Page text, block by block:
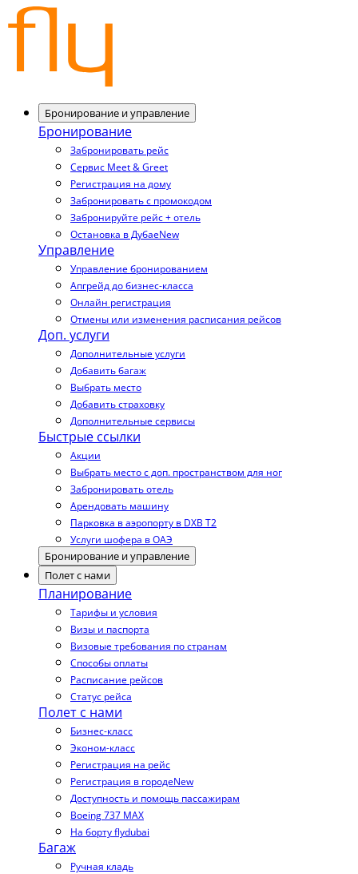
Бронирование и управление
Бронирование
Забронировать рейс
Сервис Meet & Greet
Регистрация на дому
Забронировать с промокодом
Забронируйте рейс + отель
Остановка в ДубаеNew
Управление
Управление бронированием
Апгрейд до бизнес-класса
Онлайн регистрация
Отмены или изменения расписания рейсов
Доп. услуги
Дополнительные услуги
Добавить багаж
Выбрать место
Добавить страховку
Дополнительные сервисы
Быстрые ссылки
Акции
Выбрать место с доп. пространством для ног
Забронировать отель
Арендовать машину
Парковка в аэропорту в DXB T2
Услуги шофера в ОАЭ
Бронирование и управление
Полет с нами
Планирование
Тарифы и условия
Визы и паспорта
Визовые требования по странам
Способы оплаты
Расписание рейсов
Статус рейса
Полет с нами
Бизнес-класс
Эконом-класс
Регистрация на рейс
Регистрация в городеNew
Доступность и помощь пассажирам
Boeing 737 MAX
На борту flydubai
Багаж
Ручная кладь